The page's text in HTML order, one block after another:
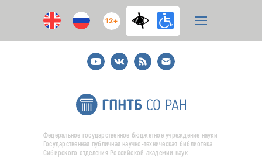
12+
YoutubeВКонтакте
RSS
E-
mail
подписка
Федеральное государственное бюджетное учреждение науки
Государственная публичная научно-техническая библиотека
Сибирского отделения Российской академии наук